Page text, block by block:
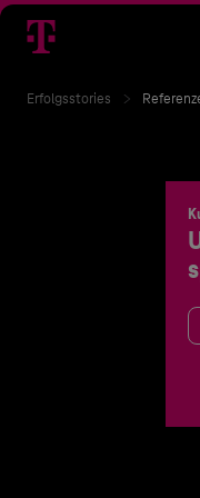
Erfolgsstories